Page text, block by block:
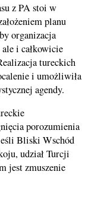
z PA stoi w
planu
organizacja
i całkowicie
tureckich
i umożliwiła
agendy.
porozumienia
Bliski Wschód
udział Turcji
jest zmuszenie